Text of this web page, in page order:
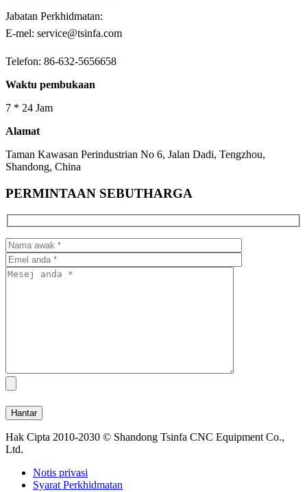
Jabatan Perkhidmatan:
E-mel: service@tsinfa.com
Telefon: 86-632-5656658
Waktu pembukaan
7 * 24 Jam
Alamat
Taman Kawasan Perindustrian No 6, Jalan Dadi, Tengzhou,
Shandong, China
PERMINTAAN SEBUTHARGA
Hak Cipta 2010-2030 © Shandong Tsinfa CNC Equipment Co.,
Ltd.
Notis privasi
Syarat Perkhidmatan